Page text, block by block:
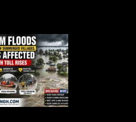
Need
To
Know